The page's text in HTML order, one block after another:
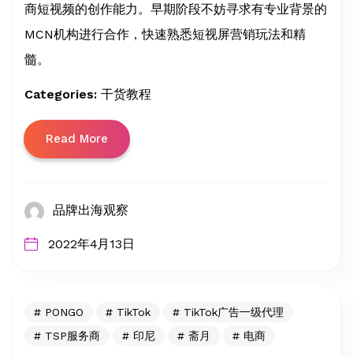
商短视频的创作能力。早期阶段不妨寻求有专业背景的
MCN机构进行合作，快速熟悉短视屏营销玩法和精
髓。
Categories: 干货教程
Read More
品牌出海观察
2022年4月13日
PONGO TikTok
TikTok广告一级代理
TSP服务商
印尼 斋月 电商